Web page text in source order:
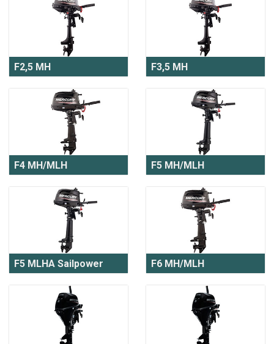
F2,5 MH F3,5 MH
F4 MH/MLH F5 MH/MLH
F5 MLHA Sailpower F6 MH/MLH